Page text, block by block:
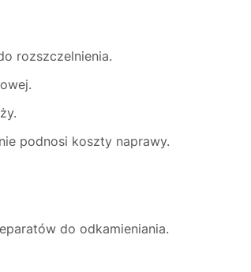
rozszczelnienia.
podnosi koszty naprawy.
do odkamieniania.